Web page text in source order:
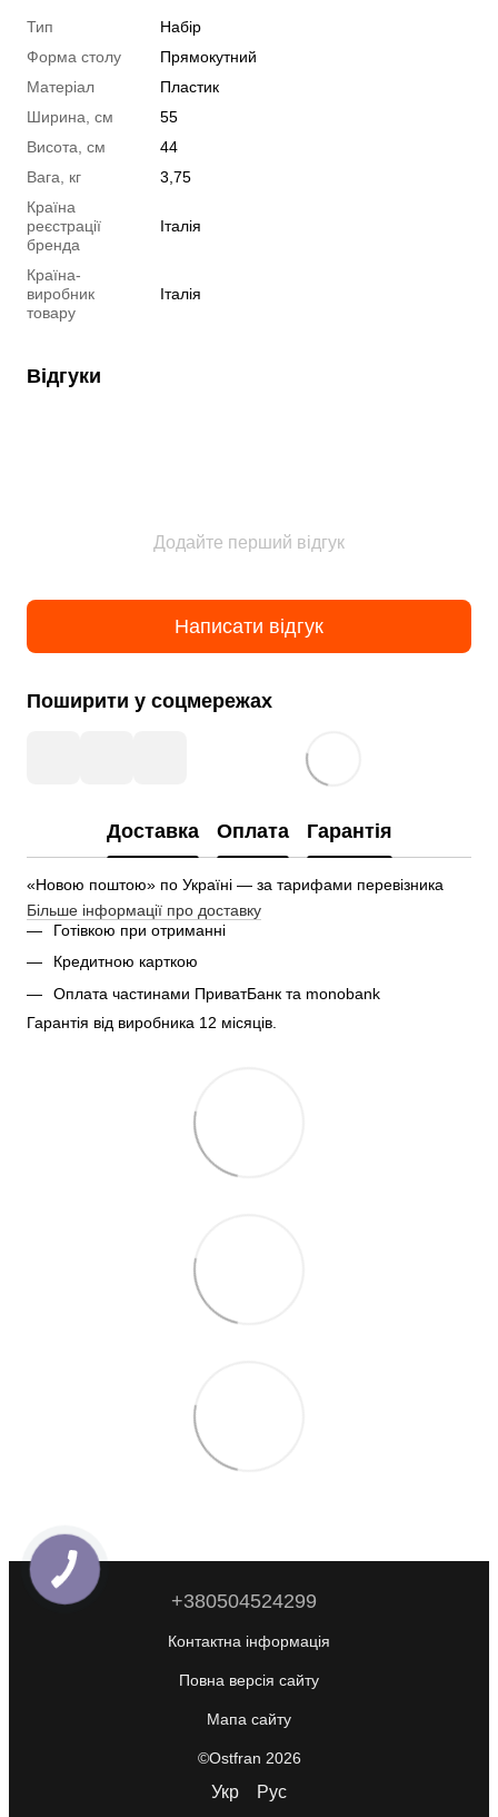
Тип
Набір
Форма столу
Прямокутний
Матеріал
Пластик
Ширина, см
55
Висота, см
44
Вага, кг
3,75
Країна
реєстрації
бренда
Італія
Країна-
виробник
товару
Італія
Відгуки
Додайте перший відгук
Написати відгук
Поширити у соцмережах
Доставка Оплата Гарантія
«Новою поштою» по Україні — за тарифами перевізника
Більше інформації про доставку
Готівкою при отриманні
Кредитною карткою
Оплата частинами ПриватБанк та monobank
Гарантія від виробника 12 місяців.
+380504524299
Контактна інформація
Повна версія сайту
Мапа сайту
©Ostfran 2026
Укр Рус